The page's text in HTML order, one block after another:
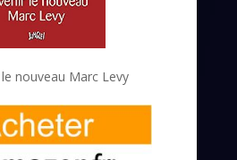
nouveau Marc Levy